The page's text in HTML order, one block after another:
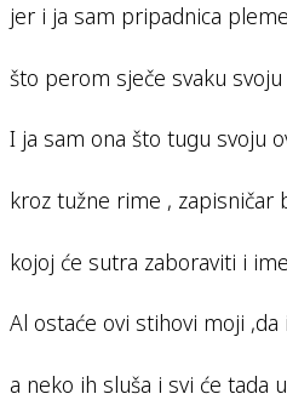
jer i ja sam pripadnica
što perom sječe svaku svoju
I ja sam ona što tugu svoju
kroz tužne rime , zapisničar
kojoj će sutra zaboraviti i
Al ostaće ovi stihovi moji ,da
a neko ih sluša i svi će tada